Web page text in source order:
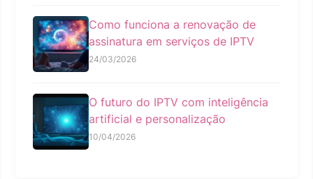
Como funciona a renovação de
assinatura em serviços de IPTV
24/03/2026
O futuro do IPTV com inteligência
artificial e personalização
10/04/2026